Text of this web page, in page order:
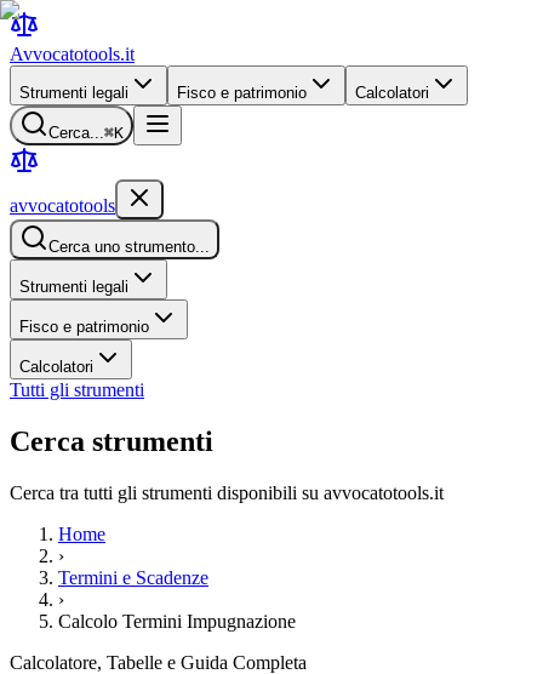
Avvocatotools.it
Strumenti legali Fisco e patrimonio Calcolatori
Cerca...⌘K
avvocatotools
Cerca uno strumento...
Strumenti legali
Fisco e patrimonio
Calcolatori
Tutti gli strumenti
Cerca strumenti
Cerca tra tutti gli strumenti disponibili su avvocatotools.it
Home
›
Termini e Scadenze
›
Calcolo Termini Impugnazione
Calcolatore, Tabelle e Guida Completa